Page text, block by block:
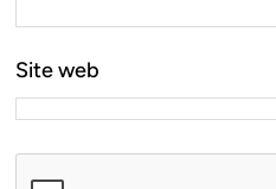
Site web